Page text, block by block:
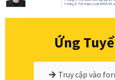
Ứng
Truy cập vào